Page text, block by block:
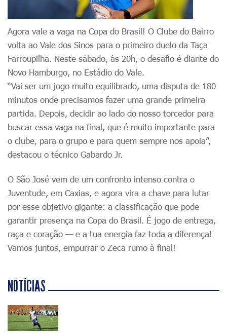
Agora vale a vaga na Copa do Brasil! O Clube do Bairro
volta ao Vale dos Sinos para o primeiro duelo da Taça
Farroupilha. Neste sábado, às 20h, o desafio é diante do
Novo Hamburgo, no Estádio do Vale.
“Vai ser um jogo muito equilibrado, uma disputa de 180
minutos onde precisamos fazer uma grande primeira
partida. Depois, decidir ao lado do nosso torcedor para
buscar essa vaga na final, que é muito importante para
o clube, para o grupo e para quem sempre nos apoia”,
destacou o técnico Gabardo Jr.
O São José vem de um confronto intenso contra o
Juventude, em Caxias, e agora vira a chave para lutar
por esse objetivo gigante: a classificação que pode
garantir presença na Copa do Brasil. É jogo de entrega,
raça e coração — e a tua energia faz toda a diferença!
Vamos juntos, empurrar o Zeca rumo à final!
NOTÍCIAS